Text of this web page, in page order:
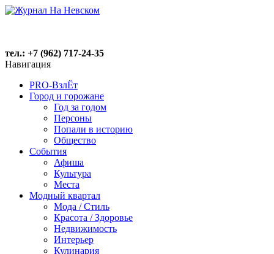
тел.: +7 (962) 717-24-35
Навигация
PRO-ВзлЁт
Город и горожане
Год за годом
Персоны
Попали в историю
Общество
События
Афиша
Культура
Места
Модный квартал
Мода / Стиль
Красота / Здоровье
Недвижимость
Интерьер
Кулинария